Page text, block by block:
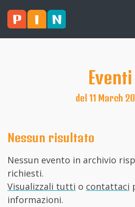
Eventi
del 11 March
Nessun risultato
Nessun evento in archivio
richiesti.
Visualizzali tutti o contattaci
informazioni.